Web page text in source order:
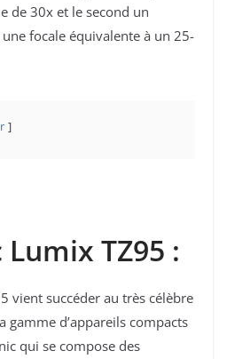
de 30x et le second un
focale équivalente à un 25-
TZ95 :
vient succéder au très célèbre
gamme d’appareils compacts
qui se compose des